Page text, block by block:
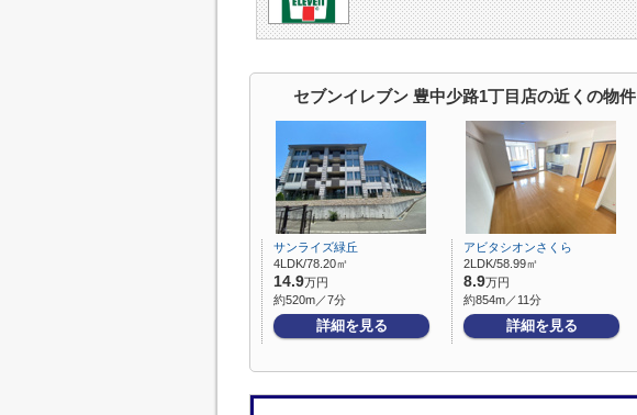
セブンイレブン 豊中少路1丁目店の近くの物件
サンライズ緑丘
4LDK/78.20㎡
14.9万円
約520m／7分
詳細を見る
アビタシオンさくら
2LDK/58.99㎡
8.9万円
約854m／11分
詳細を見る